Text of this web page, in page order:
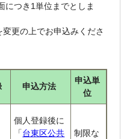
つき1単位までとしま
更の上でお申込みくださ
申込方法
申込単
位
個人登録後に
「台東区公共
制限な